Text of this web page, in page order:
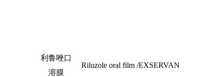
利鲁唑口
溶膜
Riluzole oral film /EXSERVAN